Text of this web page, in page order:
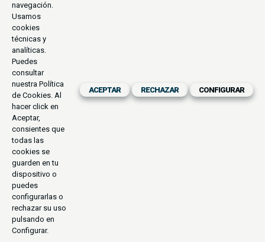
navegación.
Usamos
cookies
técnicas y
analíticas.
Puedes
consultar
nuestra Política
de Cookies. Al
hacer click en
Aceptar,
consientes que
todas las
cookies se
guarden en tu
dispositivo o
puedes
configurarlas o
rechazar su uso
pulsando en
Configurar.
ACEPTAR RECHAZAR CONFIGURAR